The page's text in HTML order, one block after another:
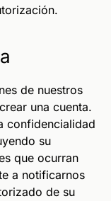
de nuestros
una cuenta.
confidencialidad
su
que ocurran
a notificarnos
de su